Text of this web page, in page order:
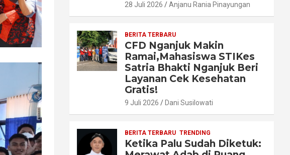
28 Juli 2026 Anjanu Rania Pinayungan
BERITA TERBARU
CFD Nganjuk Makin
Ramai,Mahasiswa STIKes
Satria Bhakti Nganjuk Beri
Layanan Cek Kesehatan
Gratis!
9 Juli 2026 Dani Susilowati
BERITA TERBARU TRENDING
Ketika Palu Sudah Diketuk: